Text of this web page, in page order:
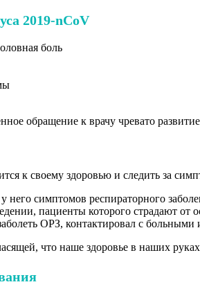
2019-nCoV
боль
обращение к врачу чревато
к своему здоровью и следить за
него симптомов респираторного
пациенты которого страдают
ОРЗ, контактировал с
что наше здоровье в наших